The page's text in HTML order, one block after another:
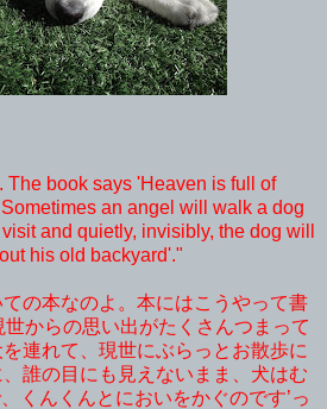
The book says 'Heaven is full of
an angel will walk a dog
and quietly, invisibly, the dog will
his old backyard'."
ての本なのよ。本にはこうやって書
世からの思い出がたくさんつまって
連れて、現世にぶらっとお散歩に
誰の目にも見えないまま、犬はむ
くんくんとにおいをかぐのです’っ